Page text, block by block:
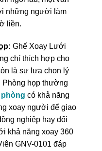
những người làm
liền.
Ghế Xoay Lưới
chỉ thích hợp cho
là sự lựa chọn lý
Phòng họp thường
có khả năng
xoay người để giao
nghiệp hay đối
khả năng xoay 360
GNV-0101 đáp